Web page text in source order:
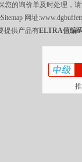
您的询价单及时处理，
网址:
提供产品有ELTRA值编